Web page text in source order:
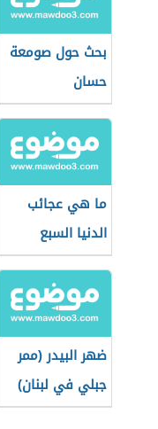
بحث حول صومعة
حسان
ما هي عجائب
الدنيا السبع
الجديدة
ضهر البيدر (ممر
جبلي في لبنان)